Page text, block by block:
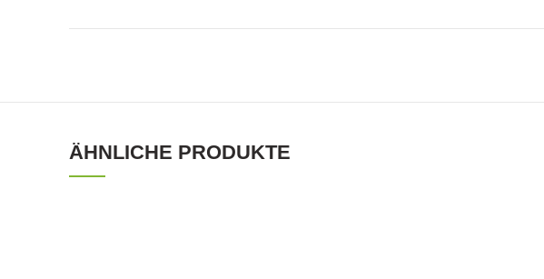
ÄHNLICHE PRODUKTE